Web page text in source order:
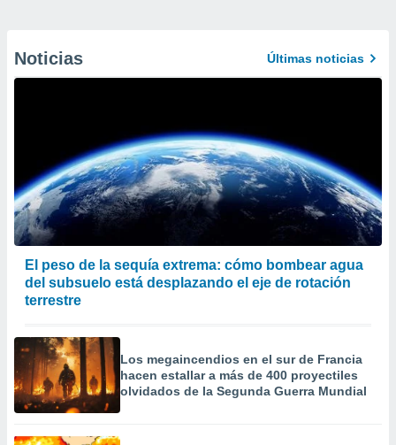
Noticias Últimas noticias
El peso de la sequía extrema: cómo bombear agua
del subsuelo está desplazando el eje de rotación
terrestre
Los megaincendios en el sur de Francia
hacen estallar a más de 400 proyectiles
olvidados de la Segunda Guerra Mundial